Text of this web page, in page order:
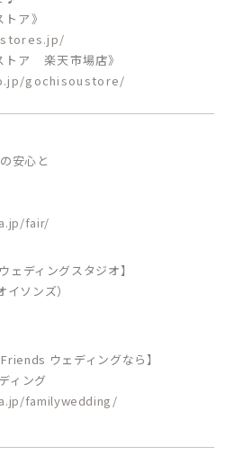
ア》
トア 楽天市場店》
gochisoustore/
安心と
fair/
ェディングスタジオ】
ソンズ）
ウェディングなら】
ィング
familywedding/